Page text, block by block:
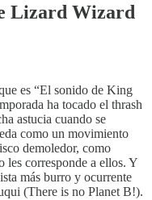
Lizard Wizard
es “El sonido de King
ha tocado el thrash
astucia cuando se
como un movimiento
demoledor, como
les corresponde a ellos. Y
más burro y ocurrente
(There is no Planet B!).